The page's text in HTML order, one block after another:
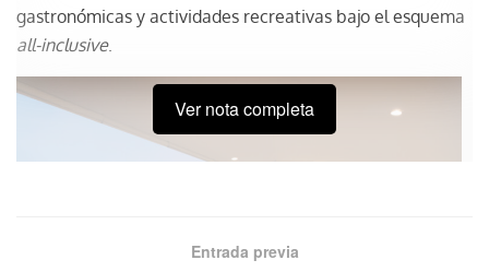
gastronómicas y actividades recreativas bajo el esquema
all-inclusive.
Ver nota completa
Entrada previa